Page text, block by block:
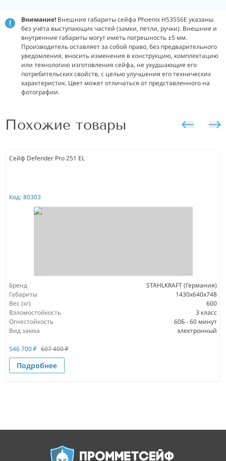
Внимание! Внешние габариты сейфа Phoenix HS3556E указаны
без учёта выступающих частей (замки, петли, ручки). Внешние и
внутренние габариты могут иметь погрешность ±5 мм.
Производитель оставляет за собой право, без предварительного
уведомления, вносить изменения в конструкцию, комплектацию
или технологию изготовления сейфа, не ухудшающие его
потребительских свойств, с целью улучшения его технических
характеристик. Цвет может отличаться от представленного на
фотографии.
Похожие товары
Сейф Defender Pro 251 EL
Код: 80303
Бренд
STAHLKRAFT (Германия)
Габариты
1430x640x748
Вес (кг)
600
Взломостойкость
3 класс
Огнестойкость
60Б - 60 минут
Вид замка
электронный
546 700₽ 607 400₽
Подробнее